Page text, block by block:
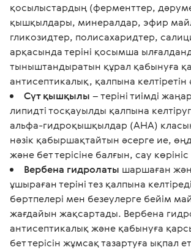
қосылыстардың (ферменттер,
қышқылдары, минералдар, эфир
гликозидтер, полисахаридтер,
арқасында теріні қосымша
тыныштандыратын құрал қабынуға
антисептикалық, қалпына келтіретін
Сүт қышқылы – теріні тиімді
липидті тосқауылды қалпына
альфа-гидроқышқылдар (АНА)
нәзік қабыршақтайтын әсерге ие,
және бет терісіне балғын, сау
Вербена гидролаты шаршаған
ұшыраған теріні тез қалпына
бөртпелері мен безеулерге бейім
жағдайын жақсартады. Вербена
антисептикалық және қабынуға
бет терісін жұмсақ тазартуға ықпал